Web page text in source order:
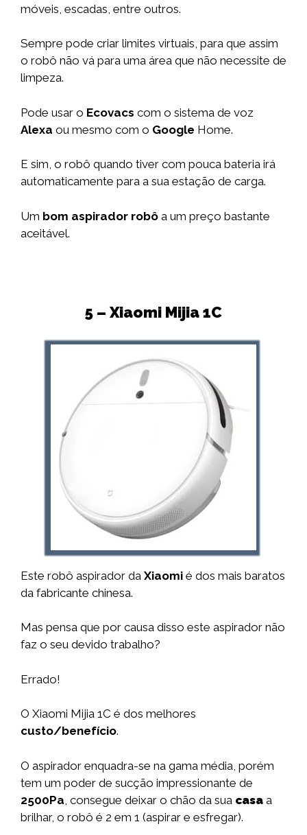
móveis, escadas, entre outros.
Sempre pode criar limites virtuais, para que assim
o robô não vá para uma área que não necessite de
limpeza.
Pode usar o Ecovacs com o sistema de voz
Alexa ou mesmo com o Google Home.
E sim, o robô quando tiver com pouca bateria irá
automaticamente para a sua estação de carga.
Um bom aspirador robô a um preço bastante
aceitável.
5 – Xiaomi Mijia 1C
Este robô aspirador da Xiaomi é dos mais baratos
da fabricante chinesa.
Mas pensa que por causa disso este aspirador não
faz o seu devido trabalho?
Errado!
O Xiaomi Mijia 1C é dos melhores
custo/benefício.
O aspirador enquadra-se na gama média, porém
tem um poder de sucção impressionante de
2500Pa , consegue deixar o chão da sua casa a
brilhar, o robô é 2 em 1 (aspirar e esfregar).